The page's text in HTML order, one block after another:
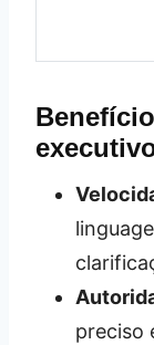
preciso